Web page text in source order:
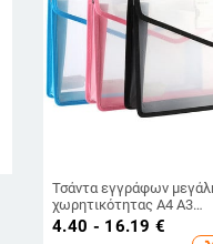
Τσάντα εγγράφων
χωρητικότητας A4 A3
Organizer ταξινόμησης
αρχείων Σχήμα φακέλου
4.40 - 16.19 €